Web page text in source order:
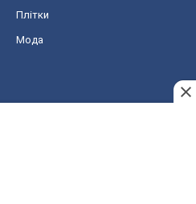
Плітки
Мода